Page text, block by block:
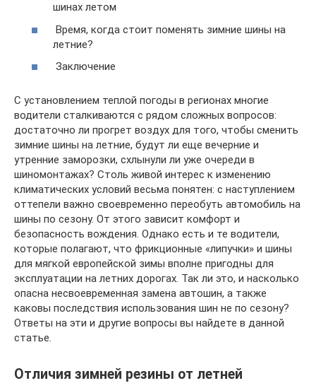
шинах летом
Время, когда стоит поменять зимние шины на
летние?
Заключение
С установлением теплой погоды в регионах многие
водители сталкиваются с рядом сложных вопросов:
достаточно ли прогрет воздух для того, чтобы сменить
зимние шины на летние, будут ли еще вечерние и
утренние заморозки, схлынули ли уже очереди в
шиномонтажах? Столь живой интерес к изменению
климатических условий весьма понятен: с наступлением
оттепели важно своевременно переобуть автомобиль на
шины по сезону. От этого зависит комфорт и
безопасность вождения. Однако есть и те водители,
которые полагают, что фрикционные «липучки» и шины
для мягкой европейской зимы вполне пригодны для
эксплуатации на летних дорогах. Так ли это, и насколько
опасна несвоевременная замена автошин, а также
каковы последствия использования шин не по сезону?
Ответы на эти и другие вопросы вы найдете в данной
статье.
Отличия зимней резины от летней